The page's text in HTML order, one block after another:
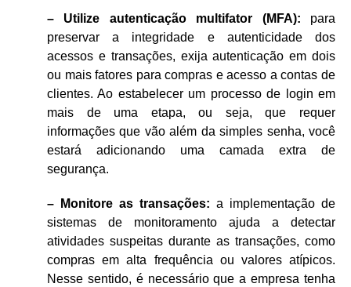
– Utilize autenticação multifator (MFA): para
preservar a integridade e autenticidade dos
acessos e transações, exija autenticação em dois
ou mais fatores para compras e acesso a contas de
clientes. Ao estabelecer um processo de login em
mais de uma etapa, ou seja, que requer
informações que vão além da simples senha, você
estará adicionando uma camada extra de
segurança.
– Monitore as transações: a implementação de
sistemas de monitoramento ajuda a detectar
atividades suspeitas durante as transações, como
compras em alta frequência ou valores atípicos.
Nesse sentido, é necessário que a empresa tenha